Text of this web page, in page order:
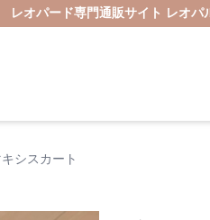
レオパード専門通販サイト レオパ
シスカート